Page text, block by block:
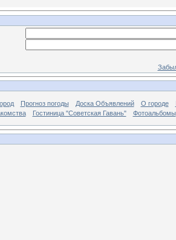
Прогноз погоды Доска Объявлений О городе
Гостиница "Советская Гавань" Фотоальбомы